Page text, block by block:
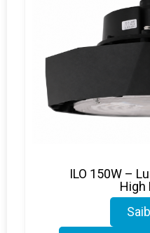
ILO 150W –
High